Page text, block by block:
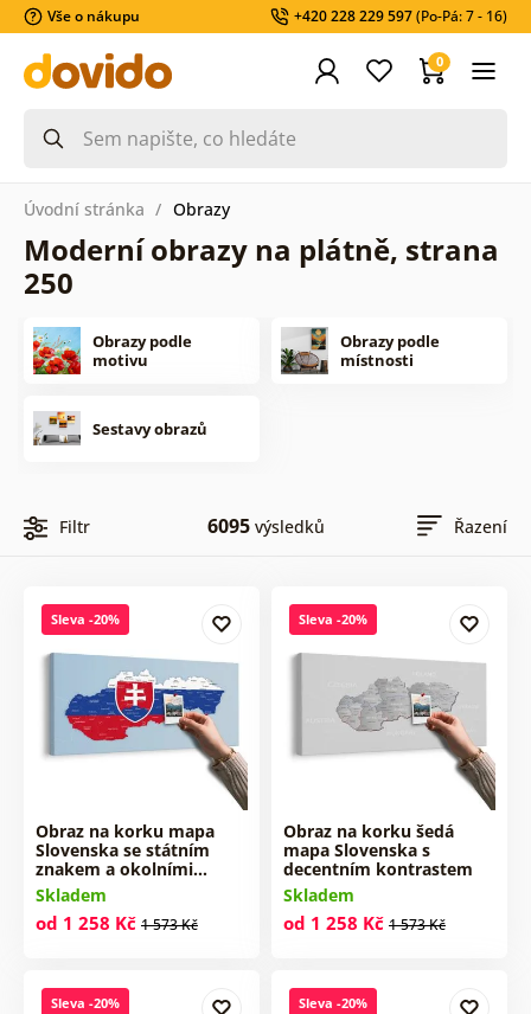
Vše o nákupu +420 228 229 597(Po-Pá: 7 - 16)
0
Úvodní stránka Obrazy
Moderní obrazy na plátně, strana
250
Obrazy podle
motivu
Obrazy podle
místnosti
Sestavy obrazů
Filtr 6095výsledků Řazení
Sleva -20%
Obraz na korku mapa
Slovenska se státním
znakem a okolními…
Skladem
od 1 258 Kč 1 573 Kč
Sleva -20%
Obraz na korku šedá
mapa Slovenska s
decentním kontrastem
Skladem
od 1 258 Kč 1 573 Kč
Sleva -20% Sleva -20%